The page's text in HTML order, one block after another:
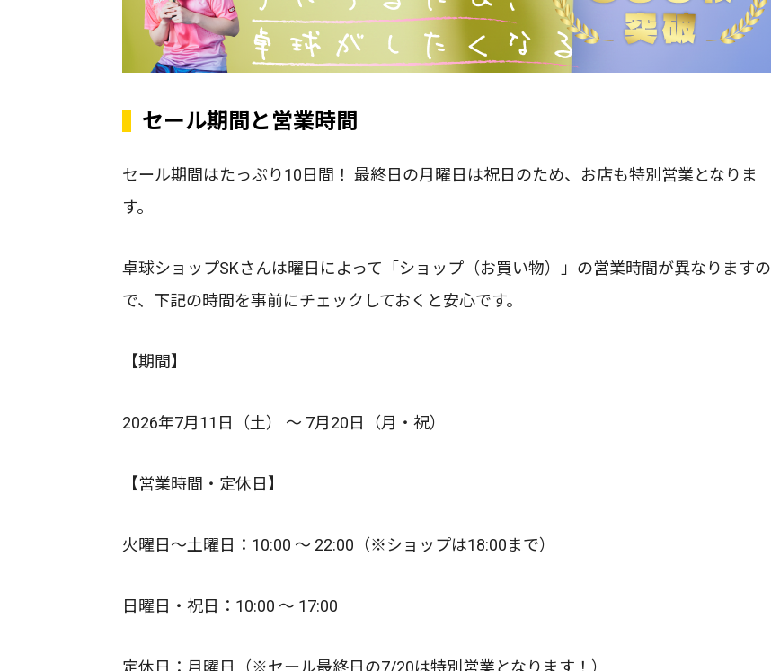
セール期間と営業時間
セール期間はたっぷり10日間！ 最終日の月曜日は祝日のため、お店も特別営業となりま
す。
卓球ショップSKさんは曜日によって「ショップ（お買い物）」の営業時間が異なりますの
で、下記の時間を事前にチェックしておくと安心です。
【期間】
2026年7月11日（土） ～ 7月20日（月・祝）
【営業時間・定休日】
火曜日～土曜日：10:00 ～ 22:00（※ショップは18:00まで）
日曜日・祝日：10:00 ～ 17:00
定休日：月曜日（※セール最終日の7/20は特別営業となります！）